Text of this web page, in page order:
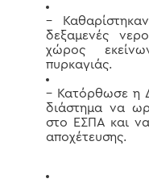
–
δεξαμενές
χώρος
πυρκαγιάς.
– Κατόρθωσε η
διάστημα να
στο ΕΣΠΑ και
αποχέτευσης.